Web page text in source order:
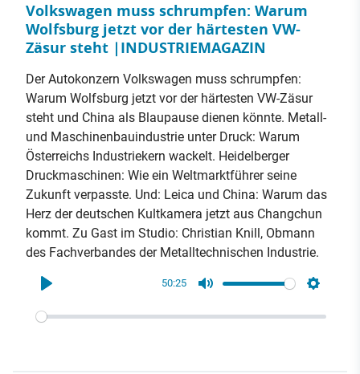
Volkswagen muss schrumpfen: Warum
Wolfsburg jetzt vor der härtesten VW-
Zäsur steht |INDUSTRIEMAGAZIN
Der Autokonzern Volkswagen muss schrumpfen:
Warum Wolfsburg jetzt vor der härtesten VW-Zäsur
steht und China als Blaupause dienen könnte. Metall-
und Maschinenbauindustrie unter Druck: Warum
Österreichs Industriekern wackelt. Heidelberger
Druckmaschinen: Wie ein Weltmarktführer seine
Zukunft verpasste. Und: Leica und China: Warum das
Herz der deutschen Kultkamera jetzt aus Changchun
kommt. Zu Gast im Studio: Christian Knill, Obmann
des Fachverbandes der Metalltechnischen Industrie.
50:25